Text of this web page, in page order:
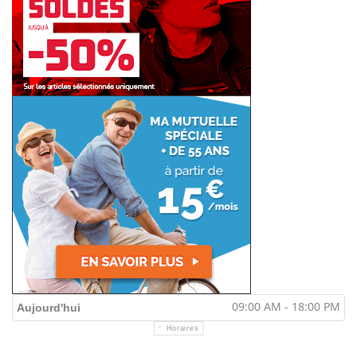
Aujourd'hui 09:00 AM - 18:00 PM
Horaires